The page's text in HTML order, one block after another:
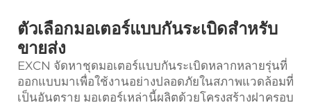
ตัวเลือกมอเตอร์แบบกันระเบิดสำหรับ
ขายส่ง
EXCN จัดหาชุดมอเตอร์แบบกันระเบิดหลากหลายรุ่นที่
ออกแบบมาเพื่อใช้งานอย่างปลอดภัยในสภาพแวดล้อมที่
เป็นอันตราย มอเตอร์เหล่านี้ผลิตด้วยโครงสร้างฝาครอบ